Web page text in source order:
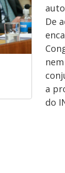
De
a
do